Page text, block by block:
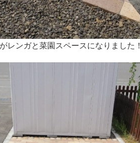
レンガと菜園スペースになりました！